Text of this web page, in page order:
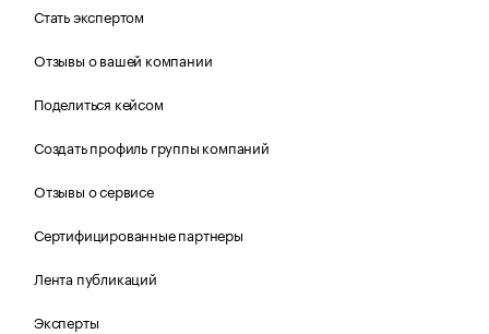
Стать экспертом
Отзывы о вашей компании
Поделиться кейсом
Создать профиль группы компаний
Отзывы о сервисе
Сертифицированные партнеры
Лента публикаций
Эксперты